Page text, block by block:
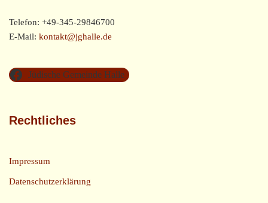
Telefon: +49-345-29846700
E-Mail: kontakt@jghalle.de
Jüdische Gemeinde Halle
Rechtliches
Impressum
Datenschutzerklärung